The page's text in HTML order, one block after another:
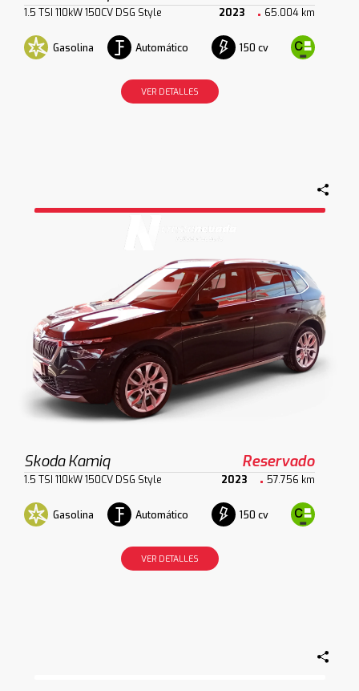
1.5 TSI 110kW 150CV DSG Style 2023 65.004 km
Gasolina Automático 150 cv
VER DETALLES
Skoda Kamiq Reservado
1.5 TSI 110kW 150CV DSG Style 2023 57.756 km
Gasolina Automático 150 cv
VER DETALLES